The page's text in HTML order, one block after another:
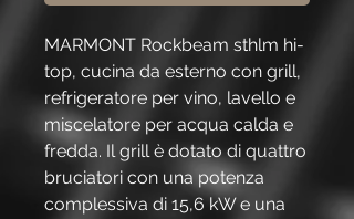
MARMONT Rockbeam sthlm hi-
top, cucina da esterno con grill,
refrigeratore per vino, lavello e
miscelatore per acqua calda e
fredda. Il grill è dotato di quattro
bruciatori con una potenza
complessiva di 15,6 kW e una